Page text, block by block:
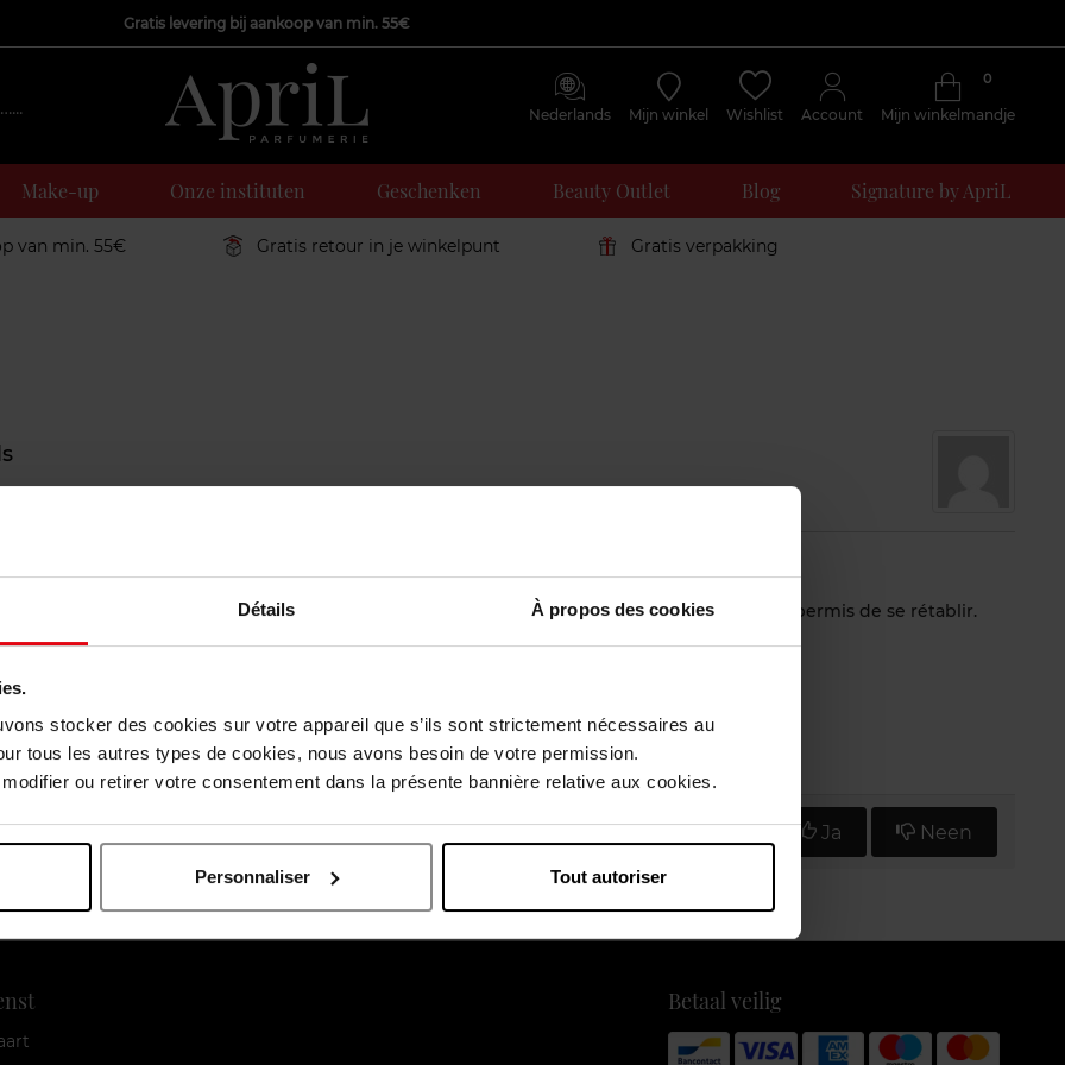
Détails À propos des cookies
stocker des cookies sur votre appareil que s’ils sont strictement nécessaires au
tous les autres types de cookies, nous avons besoin de votre permission.
ou retirer votre consentement dans la présente bannière relative aux cookies.
Personnaliser Tout autoriser
Gratis levering bij aankoop van min. 55€
Nederlands Mijn winkel Wishlist Account Mijn winkelmandje
0
Make-up Onze instituten Geschenken Beauty Outlet Blog Signature by ApriL
van min. 55€ Gratis retour in je winkelpunt Gratis verpakking
d'étalement, c'est un excellent choix.
peau. Les imperfections ont été éliminées et la peau irritée a été soignée, ce qui lui a permis de se rétablir.
ma peau était encore très nette et soignée.
trop de produit. Il faut faire attention à ne pas appuyer trop fort sur le distributeur.
Vind u deze mening nuttig? Ja Neen
Betaal veilig